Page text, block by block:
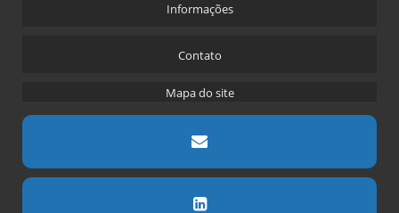
Informações
Contato
Mapa do site